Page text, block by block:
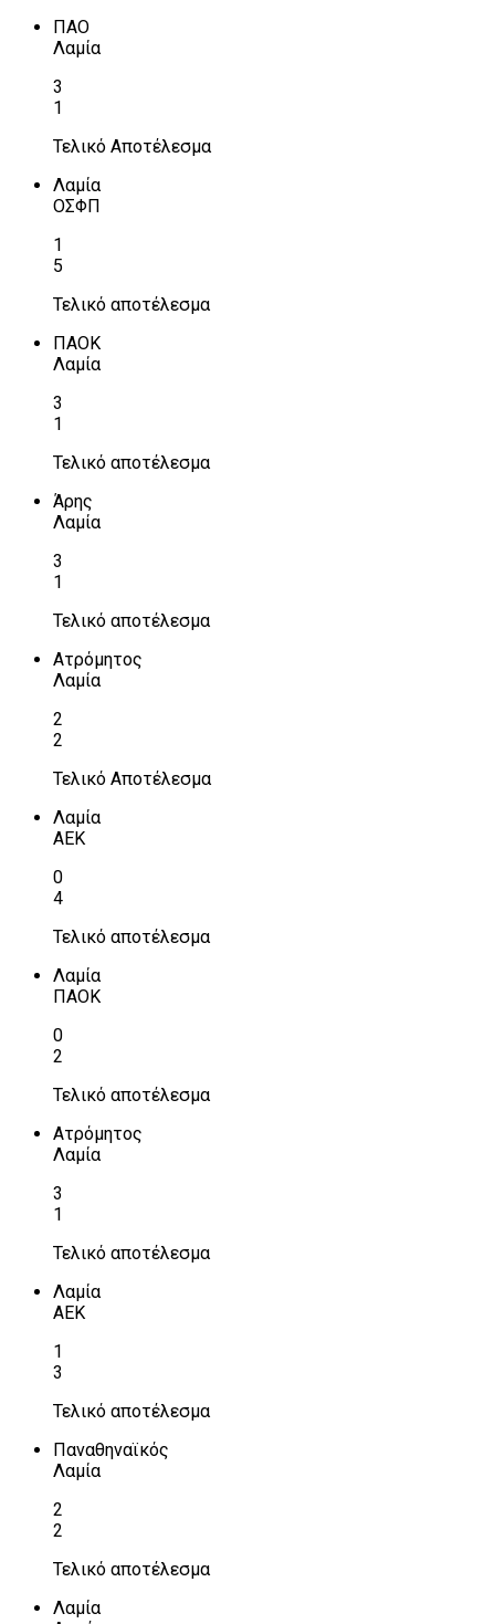
ΠΑΟ
Λαμία
3
1
Τελικό Αποτέλεσμα
Λαμία
ΟΣΦΠ
1
5
Τελικό αποτέλεσμα
ΠΑΟΚ
Λαμία
3
1
Τελικό αποτέλεσμα
Άρης
Λαμία
3
1
Τελικό αποτέλεσμα
Ατρόμητος
Λαμία
2
2
Τελικό Αποτέλεσμα
Λαμία
ΑΕΚ
0
4
Τελικό αποτέλεσμα
Λαμία
ΠΑΟΚ
0
2
Τελικό αποτέλεσμα
Ατρόμητος
Λαμία
3
1
Τελικό αποτέλεσμα
Λαμία
ΑΕΚ
1
3
Τελικό αποτέλεσμα
Παναθηναϊκός
Λαμία
2
2
Τελικό αποτέλεσμα
Λαμία